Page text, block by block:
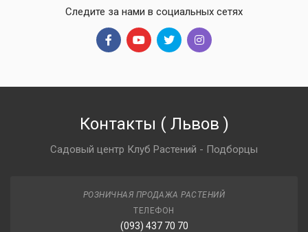
Следите за нами в социальных сетях
Контакты ( Львов )
Садовый центр Клуб Растений - Подборцы
РОЗНИЧНАЯ ПРОДАЖА РАСТЕНИЙ
ТЕЛЕФОН
(093) 437 70 70